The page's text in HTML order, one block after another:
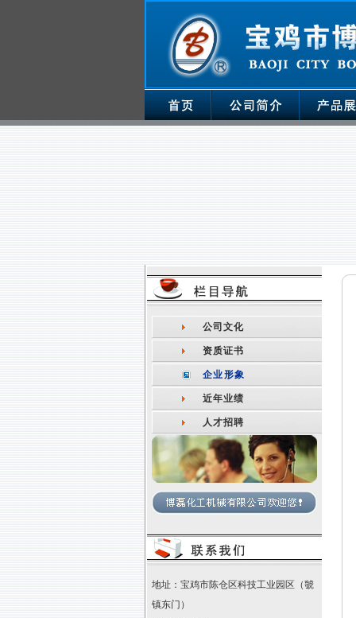
公司文化
资质证书
企业形象
近年业绩
人才招聘
地址：宝鸡市陈仓区科技工业园区（虢
镇东门）